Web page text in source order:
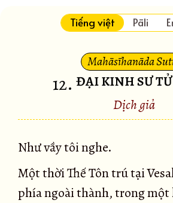
Tiếng việt Pāli
Mahāsīhanāda
12. ĐẠI KINH SƯ
Dịch giả
Như vầy tôi nghe.
Một thời Thế Tôn trú tại
phía ngoài thành, trong